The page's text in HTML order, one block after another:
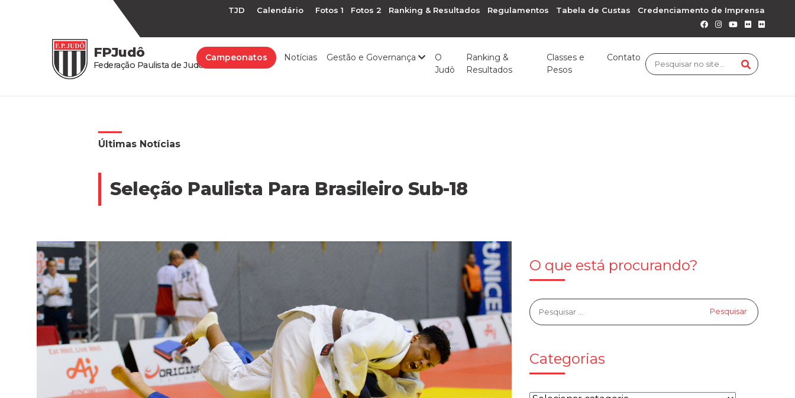
TJD Calendário Fotos 1 Fotos 2 Ranking & Resultados Regulamentos Tabela de Custas Credenciamento de Imprensa
FPJudô
Federação Paulista de Judô
Campeonatos Notícias Gestão e Governança
O
Judô
Ranking &
Resultados
Classes e
Pesos
Contato
Últimas Notícias
Seleção Paulista Para Brasileiro Sub-18
O que está procurando?
Categorias